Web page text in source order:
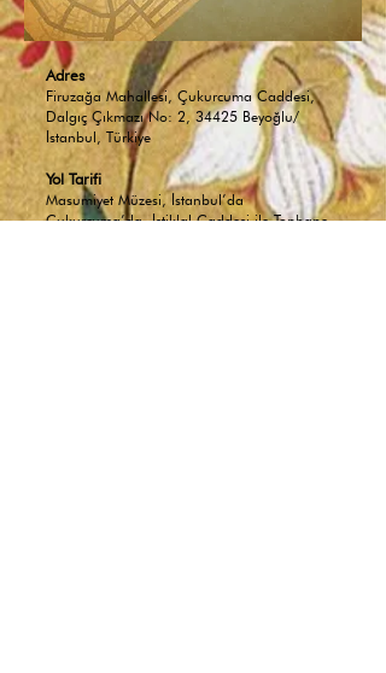
Adres
Firuzağa Mahallesi, Çukurcuma Caddesi,
Dalgıç Çıkmazı No: 2, 34425 Beyoğlu/
İstanbul, Türkiye
Yol Tarifi
Masumiyet Müzesi, İstanbul’da
Çukurcuma’da, İstiklal Caddesi ile Tophane